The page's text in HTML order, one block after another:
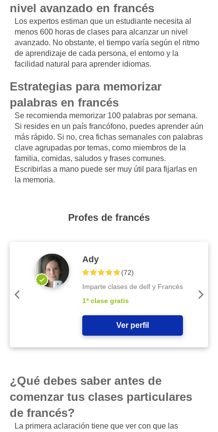
nivel avanzado en francés
Los expertos estiman que un estudiante necesita al
menos 600 horas de clases para alcanzar un nivel
avanzado. No obstante, el tiempo varía según el ritmo
de aprendizaje de cada persona, el entorno y la
facilidad natural para aprender idiomas.
Estrategias para memorizar
palabras en francés
Se recomienda memorizar 100 palabras por semana.
Si resides en un país francófono, puedes aprender aún
más rápido. Si no, crea fichas semanales con palabras
clave agrupadas por temas, como miembros de la
familia, comidas, saludos y frases comunes.
Escribirlas a mano puede ser muy útil para fijarlas en
la memoria.
Profes de francés
Ady
(72)
Imparte clases de delf y Francés
1ª clase gratis
Ver perfil
¿Qué debes saber antes de
comenzar tus clases particulares
de francés?
La primera aclaración tiene que ver con que las